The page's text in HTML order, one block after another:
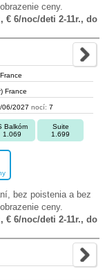
ceny.
€ 6/noc/deti 2-11r., do
France
06/2027 nocí: 7
Balkóm
1.069
Suite
1.699
bez poistenia a bez
ceny.
€ 6/noc/deti 2-11r., do